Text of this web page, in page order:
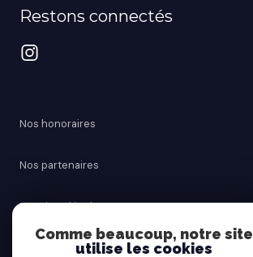
Restons connectés
Nos honoraires
Nos partenaires
Mentions légales
Comme beaucoup, notre site
utilise les cookies